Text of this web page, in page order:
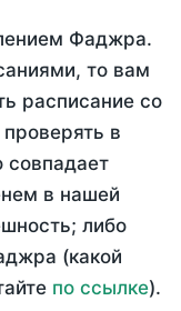
Фаджра.
то вам
расписание со
в
совпадает
в нашей
либо
(какой
по ссылке).